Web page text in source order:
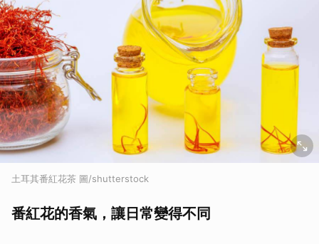
土耳其番紅花茶 圖/shutterstock
番紅花的香氣，讓日常變得不同